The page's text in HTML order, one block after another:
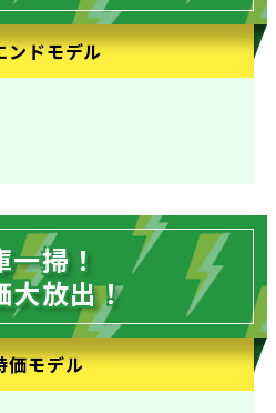
ンドモデル
一掃！
大放出！
価モデル